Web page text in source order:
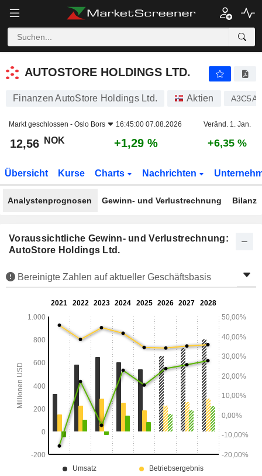
AUTOSTORE HOLDINGS LTD.
Finanzen AutoStore Holdings Ltd. Aktien A3C5A3
Markt geschlossen - Oslo Bors 16:45:00 07.08.2026 Veränd. 1. Jan.
12,56 NOK +1,29 % +6,35 %
Übersicht Kurse Charts Nachrichten
Analystenprognosen Gewinn- und Verlustrechnung Bilanz
Voraussichtliche Gewinn- und Verlustrechnung:
AutoStore Holdings Ltd.
Bereinigte Zahlen auf aktueller Geschäftsbasis